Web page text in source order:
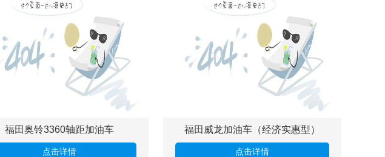
福田奥铃3360轴距加油车
点击详情
福田威龙加油车（经济实惠型）
点击详情